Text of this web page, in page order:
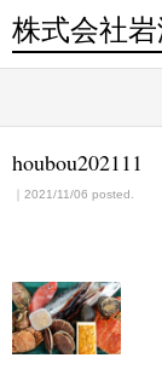
株式会社
houbou202111
｜2021/11/06 posted.